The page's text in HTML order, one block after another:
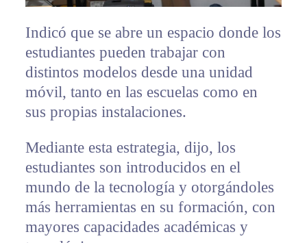
Indicó que se abre un espacio donde los
estudiantes pueden trabajar con
distintos modelos desde una unidad
móvil, tanto en las escuelas como en
sus propias instalaciones.
Mediante esta estrategia, dijo, los
estudiantes son introducidos en el
mundo de la tecnología y otorgándoles
más herramientas en su formación, con
mayores capacidades académicas y